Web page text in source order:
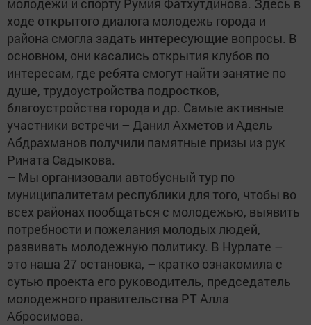
ходе открытого диалога молодежь города и
района смогла задать интересующие вопросы. В
основном, они касались открытия клубов по
интересам, где ребята смогут найти занятие по
душе, трудоустройства подростков,
благоустройства города и др. Самые активные
участники встречи – Данил Ахметов и Адель
Абдрахманов получили памятные призы из рук
Рината Садыкова.
– Мы организовали автобусный тур по
муниципалитетам республики для того, чтобы во
всех районах пообщаться с молодежью, выявить
потребности и пожелания молодых людей,
развивать молодежную политику. В Нурлате –
это наша 27 остановка, – кратко ознакомила с
сутью проекта его руководитель, председатель
молодежного правительства РТ Алла
Абросимова.